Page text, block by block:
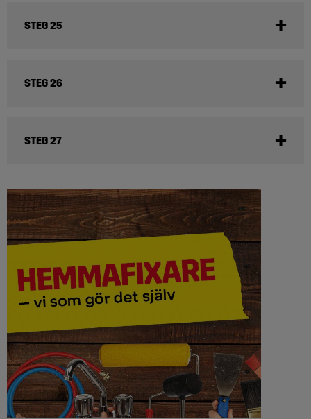
STEG 25
STEG 26
STEG 27